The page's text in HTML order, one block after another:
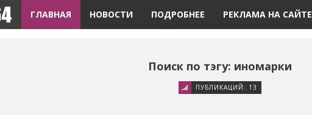
ГЛАВНАЯ НОВОСТИ ПОДРОБНЕЕ РЕКЛАМА НА САЙТЕ
Поиск по тэгу: иномарки
ПУБЛИКАЦИЙ: 13